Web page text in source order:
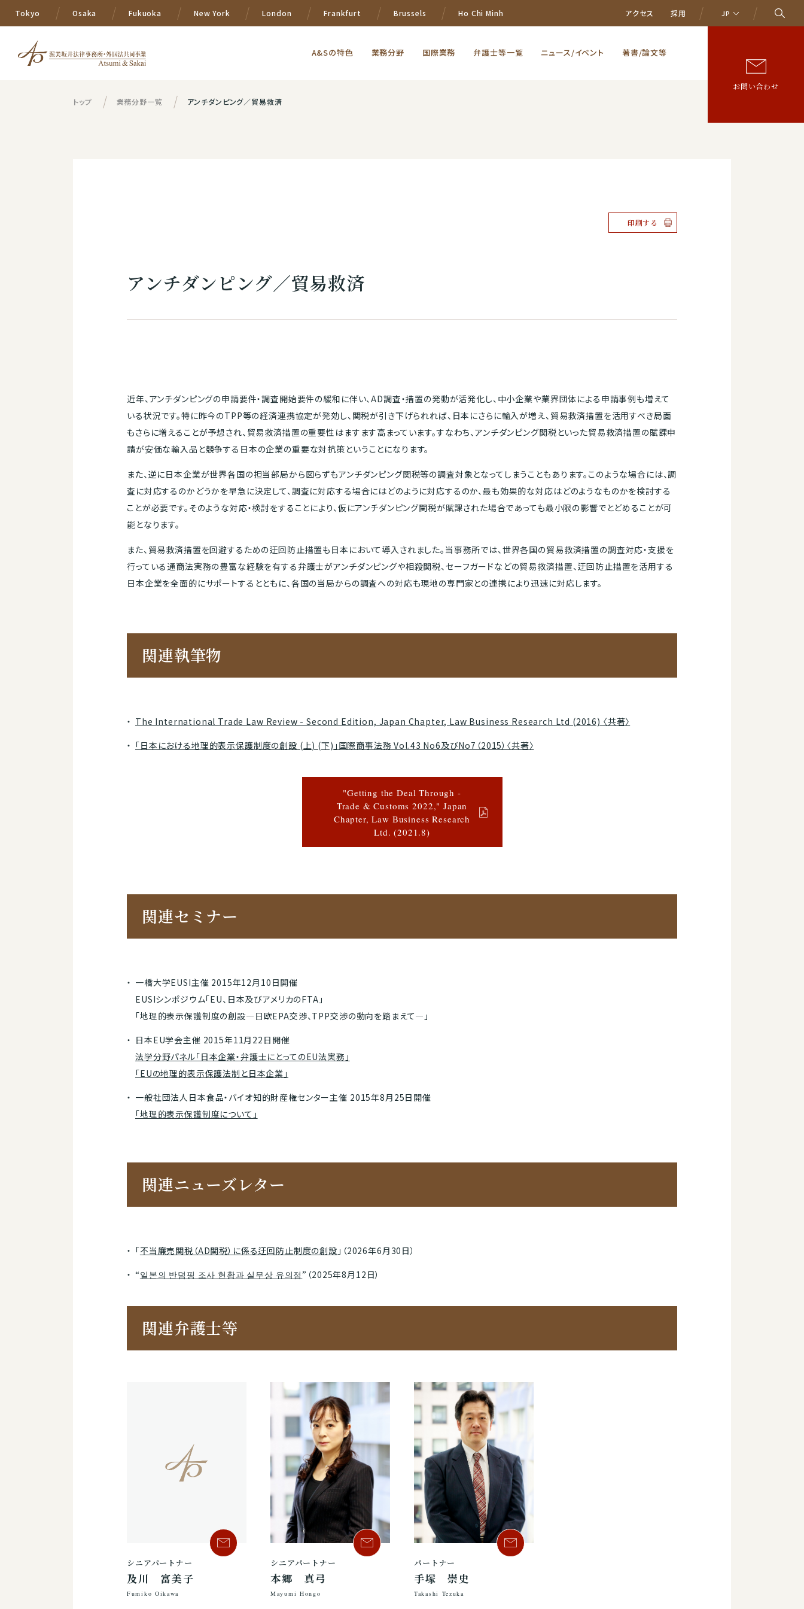
Tokyo Osaka Fukuoka New York London Frankfurt Brussels Ho Chi Minh アクセス 採用 JP
A&Sの特色 業務分野 国際業務 弁護士等一覧 ニュース/イベント 著書/論文等
お問い合わせ
トップ 業務分野一覧 アンチダンピング／貿易救済
印刷する
アンチダンピング／貿易救済
近年、アンチダンピングの申請要件・調査開始要件の緩和に伴い、AD調査・措置の発動が活発化し、中小企業や業界団体による申請事例も増えて
いる状況です。特に昨今のTPP等の経済連携協定が発効し、関税が引き下げられれば、日本にさらに輸入が増え、貿易救済措置を活用すべき局面
もさらに増えることが予想され、貿易救済措置の重要性はますます高まっています。すなわち、アンチダンピング関税といった貿易救済措置の賦課申
請が安価な輸入品と競争する日本の企業の重要な対抗策ということになります。
また、逆に日本企業が世界各国の担当部局から図らずもアンチダンピング関税等の調査対象となってしまうこともあります。このような場合には、調
査に対応するのかどうかを早急に決定して、調査に対応する場合にはどのように対応するのか、最も効果的な対応はどのようなものかを検討する
ことが必要です。そのような対応・検討をすることにより、仮にアンチダンピング関税が賦課された場合であっても最小限の影響でとどめることが可
能となります。
また、貿易救済措置を回避するための迂回防止措置も日本において導入されました。当事務所では、世界各国の貿易救済措置の調査対応・支援を
行っている通商法実務の豊富な経験を有する弁護士がアンチダンピングや相殺関税、セーフガードなどの貿易救済措置、迂回防止措置を活用する
日本企業を全面的にサポートするとともに、各国の当局からの調査への対応も現地の専門家との連携により迅速に対応します。
関連執筆物
The International Trade Law Review - Second Edition, Japan Chapter, Law Business Research Ltd (2016) 〈共著〉
「日本における地理的表示保護制度の創設 (上) (下)」国際商事法務 Vol.43 No6及びNo7（2015）〈共著〉
"Getting the Deal Through -
Trade & Customs 2022," Japan
Chapter, Law Business Research
Ltd. (2021.8)
関連セミナー
一橋大学EUSI主催 2015年12月10日開催
EUSIシンポジウム「EU、日本及びアメリカのFTA」
「地理的表示保護制度の創設―日欧EPA交渉、TPP交渉の動向を踏まえて―」
日本EU学会主催 2015年11月22日開催
法学分野パネル「日本企業・弁護士にとってのEU法実務」
「EUの地理的表示保護法制と日本企業」
一般社団法人日本食品・バイオ知的財産権センター主催 2015年8月25日開催
「地理的表示保護制度について」
関連ニューズレター
「不当廉売関税（AD関税）に係る迂回防止制度の創設 」（2026年6月30日）
“일본의 반덤핑 조사 현황과 실무상 유의점”（2025年8月12日）
関連弁護士等
シニアパートナー
及川 富美子
Fumiko Oikawa
シニアパートナー
本郷 真弓
Mayumi Hongo
パートナー
手塚 崇史
Takashi Tezuka